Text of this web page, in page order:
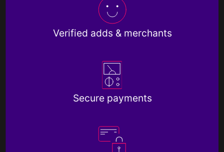
Verified adds & merchants
Secure payments